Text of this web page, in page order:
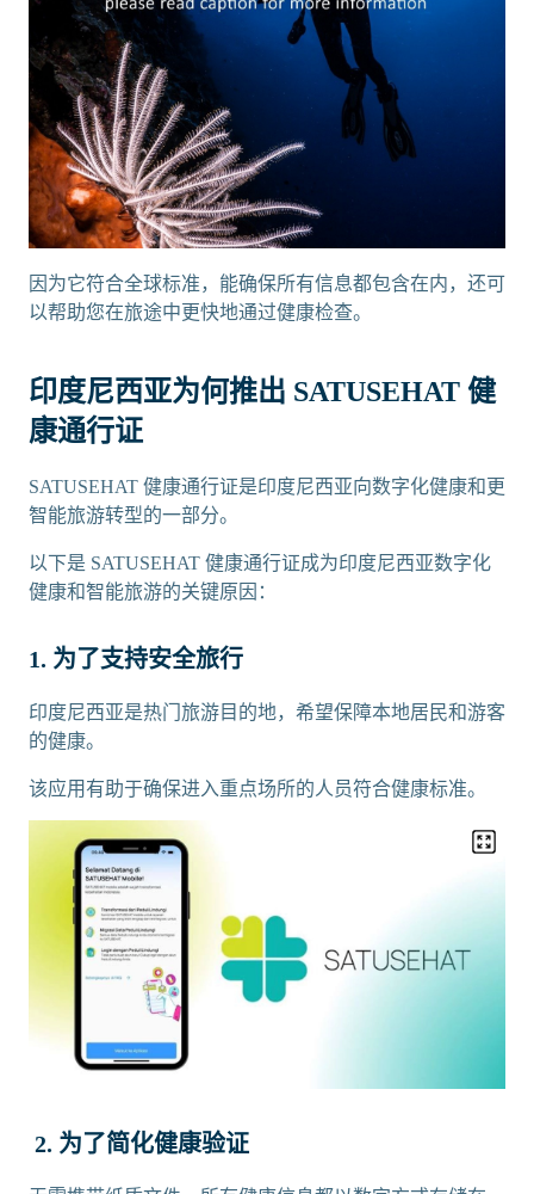
因为它符合全球标准，能确保所有信息都包含在内，还可
以帮助您在旅途中更快地通过健康检查。
印度尼西亚为何推出 SATUSEHAT 健
康通行证
SATUSEHAT 健康通行证是印度尼西亚向数字化健康和更
智能旅游转型的一部分。
以下是 SATUSEHAT 健康通行证成为印度尼西亚数字化
健康和智能旅游的关键原因：
1. 为了支持安全旅行
印度尼西亚是热门旅游目的地，希望保障本地居民和游客
的健康。
该应用有助于确保进入重点场所的人员符合健康标准。
2. 为了简化健康验证